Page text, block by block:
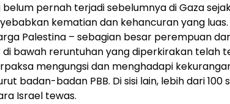
pernah terjadi sebelumnya di Gaza
kematian dan kehancuran yang
Palestina – sebagian besar perempuan
bawah reruntuhan yang diperkirakan telah
mengungsi dan menghadapi
badan-badan PBB. Di sisi lain, lebih dari
Israel tewas.